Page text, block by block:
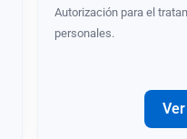
Autorización para el
personales.
Ver